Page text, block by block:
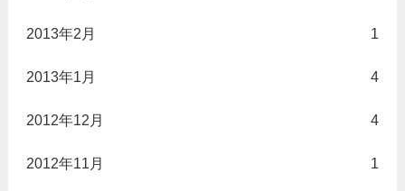
2013年2月 1
2013年1月 4
2012年12月 4
2012年11月 1